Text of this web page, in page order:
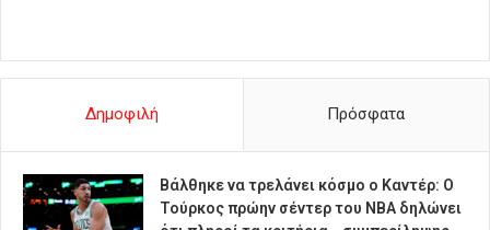
Δημοφιλή Πρόσφατα
Βάλθηκε να τρελάνει κόσμο ο Καντέρ: Ο
Τούρκος πρώην σέντερ του NBA δηλώνει